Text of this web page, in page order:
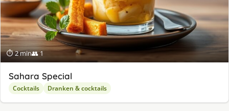
⏱ 2 min👥 1
Sahara Special
Cocktails Dranken & cocktails